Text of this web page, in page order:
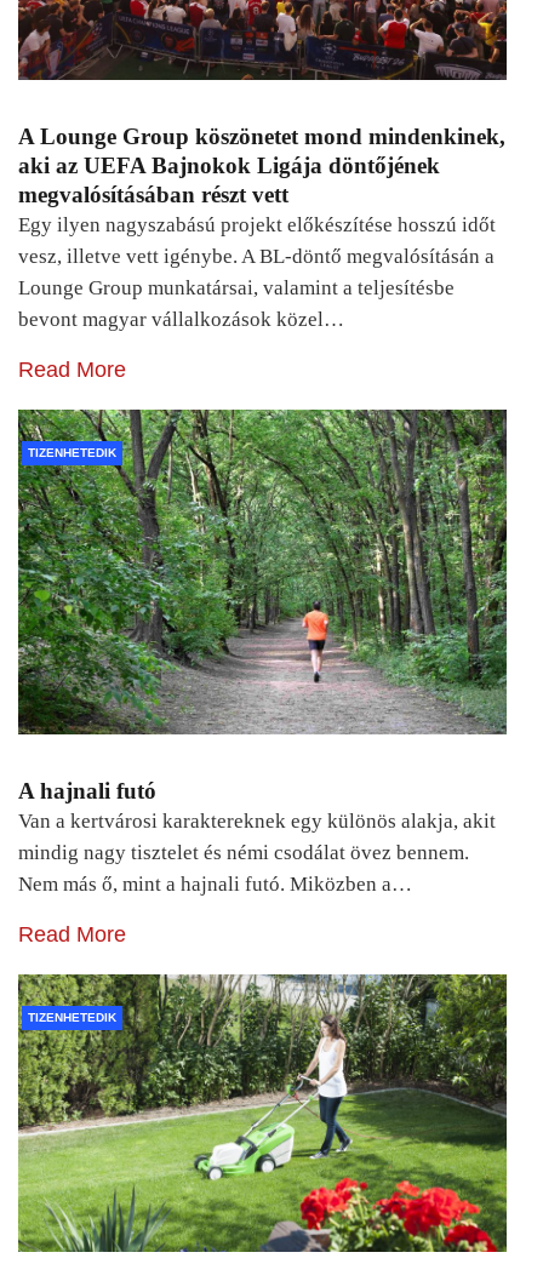
A Lounge Group köszönetet mond mindenkinek,
aki az UEFA Bajnokok Ligája döntőjének
megvalósításában részt vett
Egy ilyen nagyszabású projekt előkészítése hosszú időt
vesz, illetve vett igénybe. A BL-döntő megvalósításán a
Lounge Group munkatársai, valamint a teljesítésbe
bevont magyar vállalkozások közel…
Read More
TIZENHETEDIK
A hajnali futó
Van a kertvárosi karaktereknek egy különös alakja, akit
mindig nagy tisztelet és némi csodálat övez bennem.
Nem más ő, mint a hajnali futó. Miközben a…
Read More
TIZENHETEDIK